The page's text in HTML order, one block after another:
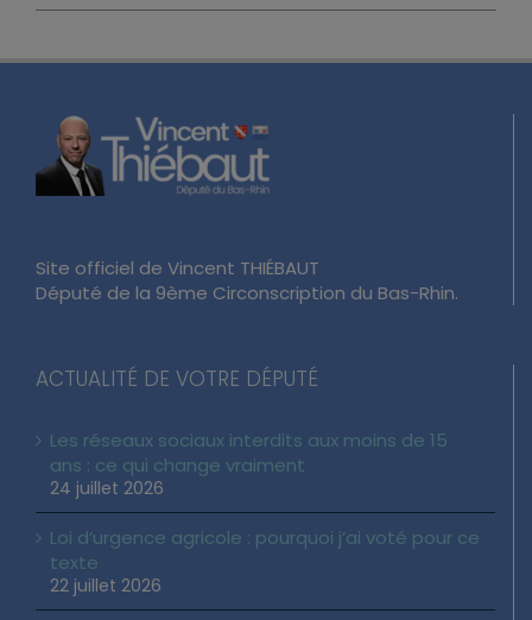
Site officiel de Vincent THIÉBAUT
Député de la 9ème Circonscription du Bas-Rhin.
ACTUALITÉ DE VOTRE DÉPUTÉ
Les réseaux sociaux interdits aux moins de 15
ans : ce qui change vraiment
24 juillet 2026
Loi d’urgence agricole : pourquoi j’ai voté pour ce
texte
22 juillet 2026